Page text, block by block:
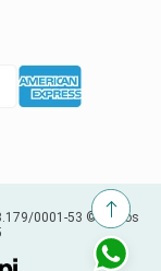
0001-53 © Todos